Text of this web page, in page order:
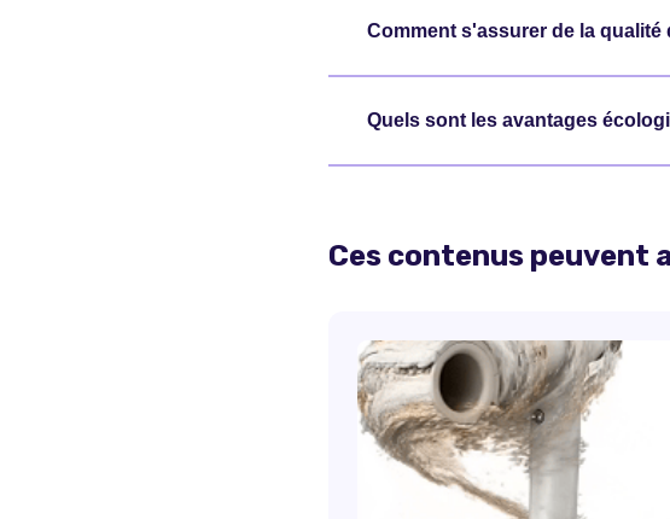
Comment s'assurer de la
Quels sont les avantages
Ces contenus peuvent